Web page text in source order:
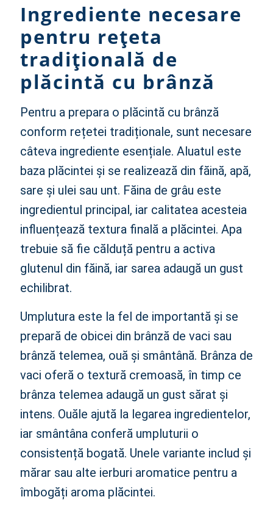
Ingrediente necesare
pentru rețeta
tradițională de
plăcintă cu brânză
Pentru a prepara o plăcintă cu brânză
conform rețetei tradiționale, sunt necesare
câteva ingrediente esențiale. Aluatul este
baza plăcintei și se realizează din făină, apă,
sare și ulei sau unt. Făina de grâu este
ingredientul principal, iar calitatea acesteia
influențează textura finală a plăcintei. Apa
trebuie să fie călduță pentru a activa
glutenul din făină, iar sarea adaugă un gust
echilibrat.
Umplutura este la fel de importantă și se
prepară de obicei din brânză de vaci sau
brânză telemea, ouă și smântână. Brânza de
vaci oferă o textură cremoasă, în timp ce
brânza telemea adaugă un gust sărat și
intens. Ouăle ajută la legarea ingredientelor,
iar smântâna conferă umpluturii o
consistență bogată. Unele variante includ și
mărar sau alte ierburi aromatice pentru a
îmbogăți aroma plăcintei.